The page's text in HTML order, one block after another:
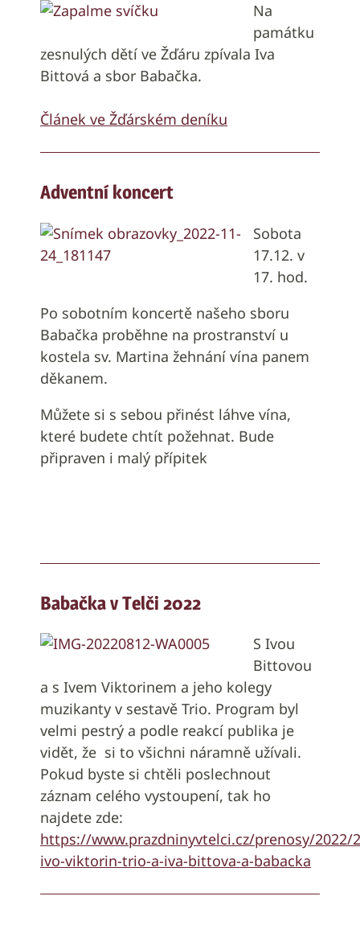
Na
památku
zesnulých dětí ve Žďáru zpívala Iva
Bittová a sbor Babačka.
Článek ve Žďárském deníku
Adventní koncert
Sobota
17.12. v
17. hod.
Po sobotním koncertě našeho sboru
Babačka proběhne na prostranství u
kostela sv. Martina žehnání vína panem
děkanem.
Můžete si s sebou přinést láhve vína,
které budete chtít požehnat. Bude
připraven i malý přípitek
Babačka v Telči 2022
S Ivou
Bittovou
a s Ivem Viktorinem a jeho kolegy
muzikanty v sestavě Trio. Program byl
velmi pestrý a podle reakcí publika je
vidět, že si to všichni náramně užívali.
Pokud byste si chtěli poslechnout
záznam celého vystoupení, tak ho
najdete zde:
https://www.prazdninyvtelci.cz/prenosy/2022/
ivo-viktorin-trio-a-iva-bittova-a-babacka